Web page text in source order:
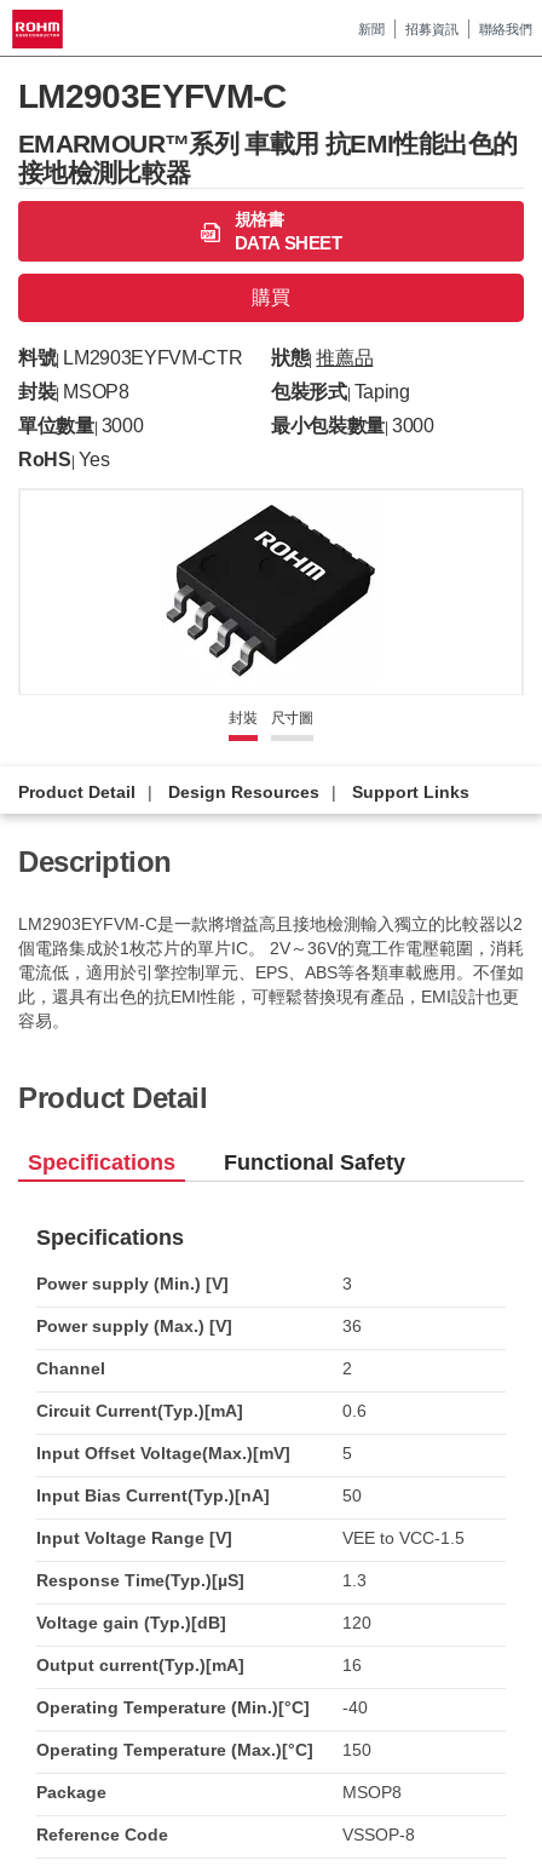
新聞 招募資訊 聯絡我們
LM2903EYFVM-C
EMARMOUR™系列 車載用 抗EMI性能出色的
接地檢測比較器
規格書
DATA SHEET
購買
料號| LM2903EYFVM-CTR 狀態|推薦品
封裝| MSOP8 包裝形式| Taping
單位數量| 3000 最小包裝數量 |3000
RoHS Yes
封裝 尺寸圖
Product Detail Design Resources Support Links
Description
LM2903EYFVM-C是一款將增益高且接地檢測輸入獨立的比較器以2
個電路集成於1枚芯片的單片IC。 2V～36V的寬工作電壓範圍，消耗
電流低，適用於引擎控制單元、EPS、ABS等各類車載應用。不僅如
此，還具有出色的抗EMI性能，可輕鬆替換現有產品，EMI設計也更
容易。
Product Detail
Specifications Functional Safety
Specifications
Power supply (Min.) [V] 3
Power supply (Max.) [V] 36
Channel 2
Circuit Current(Typ.)[mA] 0.6
Input Offset Voltage(Max.)[mV] 5
Input Bias Current(Typ.)[nA] 50
Input Voltage Range [V] VEE to VCC-1.5
Response Time(Typ.)[µS] 1.3
Voltage gain (Typ.)[dB] 120
Output current(Typ.)[mA] 16
Operating Temperature (Min.)[°C] -40
Operating Temperature (Max.)[°C] 150
Package MSOP8
Reference Code VSSOP-8